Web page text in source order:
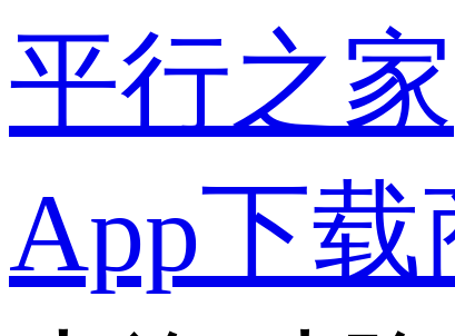
平行之家
App下载